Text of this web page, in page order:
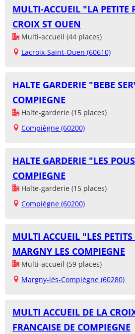
MULTI-ACCUEIL "LA PETITE
CROIX ST OUEN
Multi-accueil (44 places)
Lacroix-Saint-Ouen (60610)
HALTE GARDERIE "BEBE
COMPIEGNE
Halte-garderie (15 places)
Compiègne (60200)
HALTE GARDERIE "LES
COMPIEGNE
Halte-garderie (15 places)
Compiègne (60200)
MULTI ACCUEIL "LES
MARGNY LES COMPIEGNE
Multi-accueil (59 places)
Margny-lès-Compiègne (60280)
MULTI ACCUEIL DE LA
FRANCAISE DE COMPIEGNE